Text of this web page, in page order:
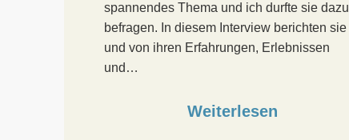
spannendes Thema und ich durfte sie dazu
befragen. In diesem Interview berichten sie
und von ihren Erfahrungen, Erlebnissen
und…
Weiterlesen